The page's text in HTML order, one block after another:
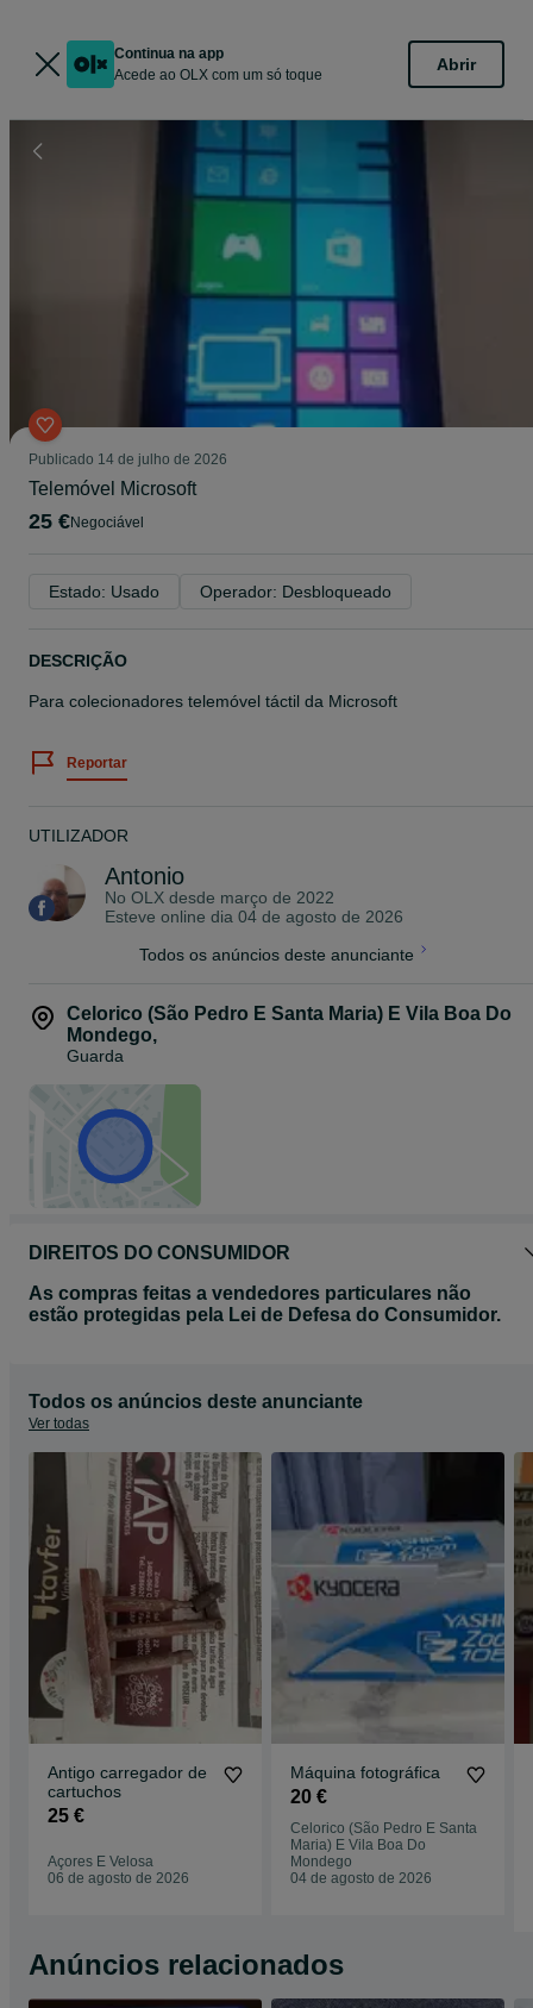
Continua na app
Acede ao OLX com um só toque
Abrir
Publicado 14 de julho de 2026
Telemóvel Microsoft
25 € Negociável
Estado: Usado Operador: Desbloqueado
DESCRIÇÃO
Para colecionadores telemóvel táctil da Microsoft
Reportar
UTILIZADOR
Antonio
No OLX desde março de 2022
Esteve online dia 04 de agosto de 2026
Todos os anúncios deste anunciante
Celorico (São Pedro E Santa Maria) E Vila Boa Do
Mondego,
Guarda
DIREITOS DO CONSUMIDOR
As compras feitas a vendedores particulares não
estão protegidas pela Lei de Defesa do Consumidor.
Todos os anúncios deste anunciante
Ver todas
Antigo carregador de
cartuchos
25 €
Açores E Velosa
06 de agosto de 2026
Máquina fotográfica
20 €
Celorico (São Pedro E Santa
Maria) E Vila Boa Do
Mondego
04 de agosto de 2026
Anúncios relacionados